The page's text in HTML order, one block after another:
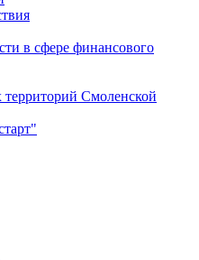
в сфере финансового
территорий Смоленской